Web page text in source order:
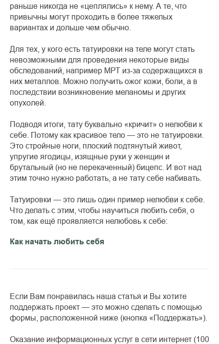
раньше никогда не «цеплялись» к нему. А те, что
привычны могут проходить в более тяжелых
вариантах и дольше чем обычно.
Для тех, у кого есть татуировки на теле могут стать
невозможными для проведения некоторые виды
обследований, например МРТ из-за содержащихся в
них металлов. Можно получить ожог кожи, боли, а в
последствии возникновение меланомы и других
опухолей.
Подводя итоги, тату буквально «кричит» о нелюбви к
себе. Потому как красивое тело — это не татуировки.
Это стройные ноги, плоский подтянутый живот,
упругие ягодицы, изящные руки у женщин и
брутальный (но не перекаченный) бицепс. И вот над
этим точно нужно работать, а не тату себе набивать.
Татуировки — это лишь один пример нелюбви к себе.
Что делать с этим, чтобы научиться любить себя, о
том, как ещё проявляется нелюбовь к себе:
Как начать любить себя
Если Вам понравилась наша статья и Вы хотите
поддержать проект — это можно сделать с помощью
формы, расположенной ниже (кнопка «Поддержать»).
Оказание информационных услуг в сети интернет (100